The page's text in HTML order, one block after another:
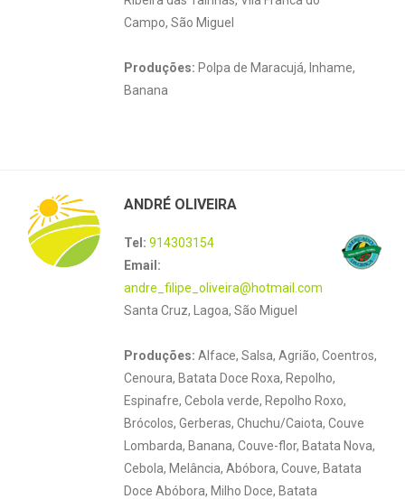
Campo, São Miguel
Produções: Polpa de Maracujá, Inhame,
Banana
ANDRÉ OLIVEIRA
Tel: 914303154
Email:
andre_filipe_oliveira@hotmail.com
Santa Cruz, Lagoa, São Miguel
Produções: Alface, Salsa, Agrião, Coentros,
Cenoura, Batata Doce Roxa, Repolho,
Espinafre, Cebola verde, Repolho Roxo,
Brócolos, Gerberas, Chuchu/Caiota, Couve
Lombarda, Banana, Couve-flor, Batata Nova,
Cebola, Melância, Abóbora, Couve, Batata
Doce Abóbora, Milho Doce, Batata